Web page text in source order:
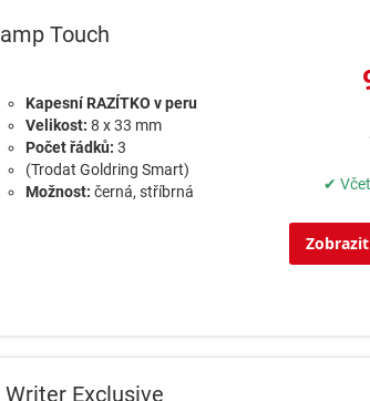
Touch
Kapesní RAZÍTKO v peru
Velikost: 8 x 33 mm
Počet řádků: 3
(Trodat Goldring Smart)
Možnost: černá, stříbrná
✔
Writer Exclusive